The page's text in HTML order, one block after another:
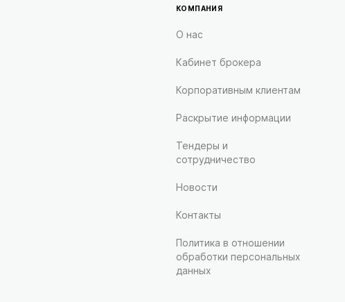
КОМПАНИЯ
О нас
Кабинет брокера
Корпоративным клиентам
Раскрытие информации
Тендеры и
сотрудничество
Новости
Контакты
Политика в отношении
обработки персональных
данных